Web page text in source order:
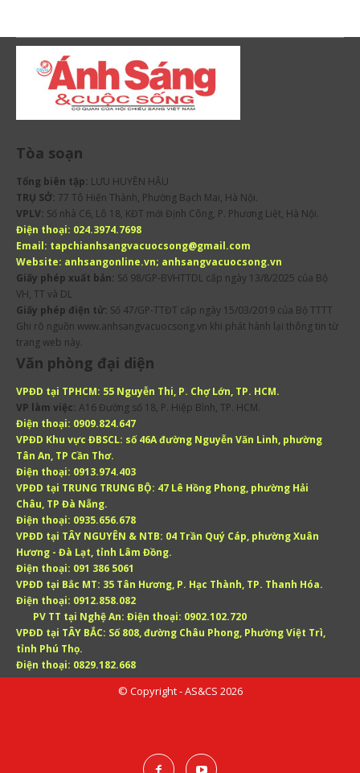
Tòa soạn
Tổng biên tập: LƯU HUYỀN HẬU
TRỤ SỞ: 77 Tô Hiến Thành, Phường Bạch Mai, Hà Nội.
VPLV: Số nhà C6, Lô 18, KĐT mới Định Công, P. Phương Liệt, Hà Nội.
Điện thoại: 024.3974.7698
Email: tapchianhsangvacuocsong@gmail.com
Website: anhsangonline.vn; anhsangvacuocsong.vn
Giấy phép xuất bản: Số 98/GP-BVHTTDL cấp ngày 13/8/2025 của Bộ
VH, TT và DL
Giấy phép điện tử: Số 47/GP-TTĐT cấp ngày 15/03/2019 của Bộ TTTT
Ghi rõ nguồn www.anhsangvacuocsong.vn khi phát hành lại thông tin từ
trang web này.
Văn phòng đại diện
VPĐD tại TPHCM: 55 Nguyễn Thi, P. Chợ Lớn, TP. HCM.
VP làm việc: A16 Đường số 18, P. Hiệp Bình, TP. HCM.
Điện thoại: 0909.824.647
VPĐD Khu vực ĐBSCL: số 46A đường Nguyễn Văn Linh, phường
Tân An, TP Cần Thơ.
Điện thoại: 0913.974.403
VPĐD tại TRUNG TRUNG BỘ: 47 Lê Hồng Phong, phường Hải
Châu, TP Đà Nẵng.
Điện thoại: 0935.656.678
VPĐD tại TÂY NGUYÊN & NTB: 04 Trần Quý Cáp, phường Xuân
Hương - Đà Lạt, tỉnh Lâm Đồng.
Điện thoại: 091 386 5061
VPĐD tại Bắc MT: 35 Tân Hương, P. Hạc Thành, TP. Thanh Hóa.
Điện thoại: 0912.858.082
PV TT tại Nghệ An: Điện thoại: 0902.102.720
VPĐD tại TÂY BẮC: Số 808, đường Châu Phong, Phường Việt Trì,
tỉnh Phú Thọ.
Điện thoại: 0829.182.668
© Copyright - AS&CS 2026